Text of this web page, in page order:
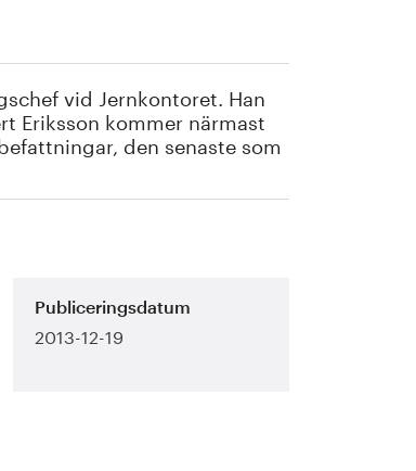
vid Jernkontoret. Han
Eriksson kommer närmast
den senaste som
Publiceringsdatum
2013-12-19